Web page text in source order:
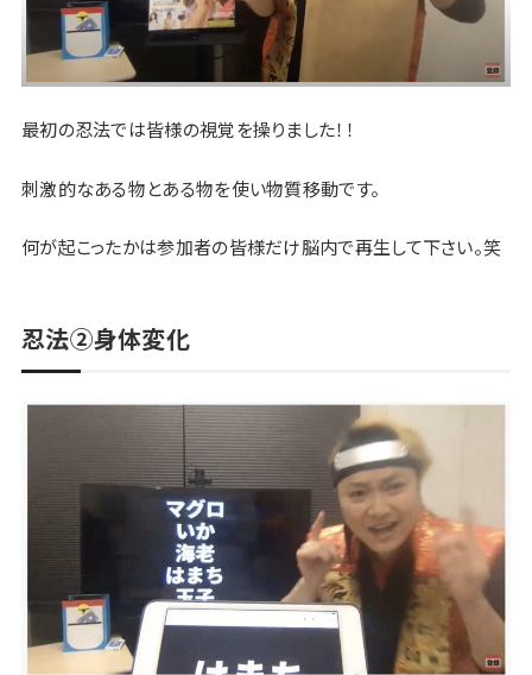
最初の忍法では皆様の視覚を操りました！！
刺激的なある物とある物を使い物質移動です。
何が起こったかは参加者の皆様だけ脳内で再生して下さい。笑
忍法②身体変化